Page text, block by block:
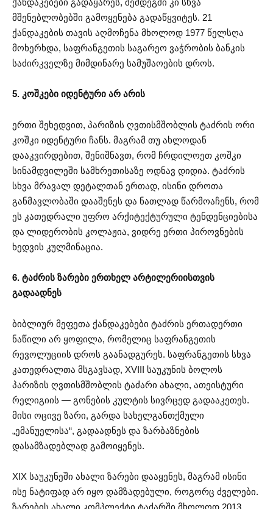
მშენებლობებში გამოყენება გადაწყვიტეს. 21
ქანდაკების თავის აღმოჩენა მხოლოდ 1977 წელსღა
მოხერხდა, საფრანგეთის საგარეო ვაჭრობის ბანკის
საძირკველზე მიმდინარე სამუშაოების დროს.
5. კოშკები იდენტური არ არის
ერთი შეხედვით, პარიზის ღვთისმშობლის ტაძრის ორი
კოშკი იდენტური ჩანს. მაგრამ თუ ახლოდან
დააკვირდებით, შენიშნავთ, რომ ჩრდილოეთ კოშკი
სინამდვილეში სამხრეთისაზე ოდნავ დიდია. ტაძრის
სხვა მრავალ დეტალთან ერთად, ისინი დროთა
განმავლობაში დააშენეს და ნათლად წარმოაჩენს, რომ
ეს კათედრალი უფრო არქიტექტურული ტენდენციებისა
და ლიდერობის კოლაჟია, ვიდრე ერთი პიროვნების
ხედვის კულმინაცია.
6. ტაძრის ზარები ერთხელ არტილერიისთვის
გადაადნეს
ბიბლიურ მეფეთა ქანდაკებები ტაძრის ერთადერთი
ნაწილი არ ყოფილა, რომელიც საფრანგეთის
რევოლუციის დროს გაანადგურეს. საფრანგეთის სხვა
კათედრალთა მსგავსად, XVIII საუკუნის ბოლოს
პარიზის ღვთისმშობლის ტაძარი ახალი, ათეისტური
რელიგიის — გონების კულტის სივრცედ გადააკეთეს.
მისი ოცივე ზარი, გარდა სახელგანთქმული
„ემანუელისა“, გადაადნეს და ზარბაზნების
დასამზადებლად გამოიყენეს.
XIX საუკუნეში ახალი ზარები დააყენეს, მაგრამ ისინი
ისე ნატიფად არ იყო დამზადებული, როგორც ძველები.